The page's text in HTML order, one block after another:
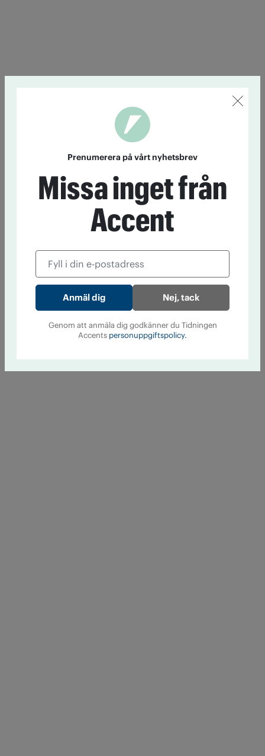
Prenumerera på vårt nyhetsbrev
Missa inget från
Accent
Nej, tack
Genom att anmäla dig godkänner du Tidningen
Accents personuppgiftspolicy.